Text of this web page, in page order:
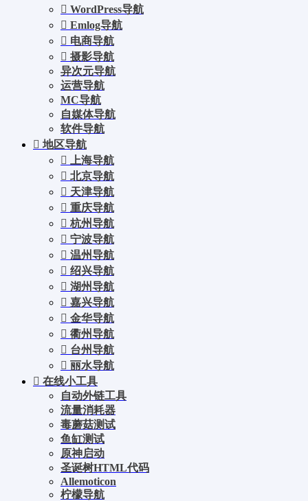
WordPress导航
Emlog导航
电商导航
摄影导航
异次元导航
运营导航
MC导航
自媒体导航
软件导航
地区导航
上海导航
北京导航
天津导航
重庆导航
杭州导航
宁波导航
温州导航
绍兴导航
湖州导航
嘉兴导航
金华导航
衢州导航
台州导航
丽水导航
在线小工具
自动外链工具
流量消耗器
毒蘑菇测试
鱼缸测试
原神启动
圣诞树HTML代码
Allemoticon
柠檬导航